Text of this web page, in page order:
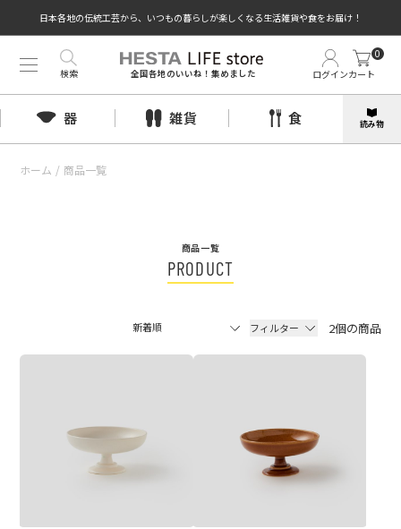
日本各地の伝統工芸から、いつもの暮らしが楽しくなる生活雑貨や食をお届け！
全国各地のいいね！集めました ログインカート
0
検索
器 雑貨 食 読み物
ホーム / 商品一覧
商品一覧
PRODUCT
フィルター 2個の商品